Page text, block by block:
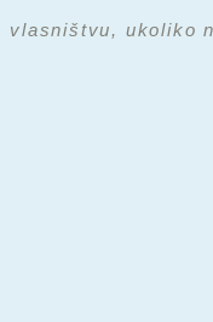
ukoliko